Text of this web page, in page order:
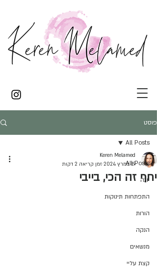
פוסט
All Posts
יוגה
התפתחות תינוקות
הורות
הנקה
מנשאים
קצת עליי
All Posts
יחף זה הכי, בייבי
Keren Melamed
19 במרץ 2024
זמן קריאה 2 דקות